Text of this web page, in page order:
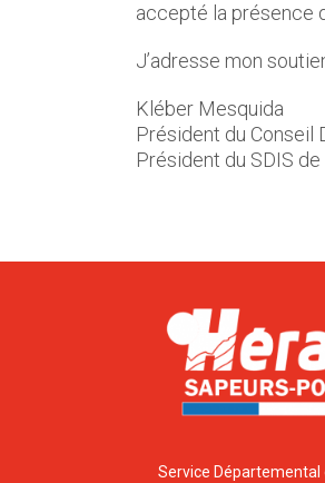
accepté la présence
J’adresse mon
Kléber Mesquida
Président du Conseil
Président du SDIS de
Service Départemental